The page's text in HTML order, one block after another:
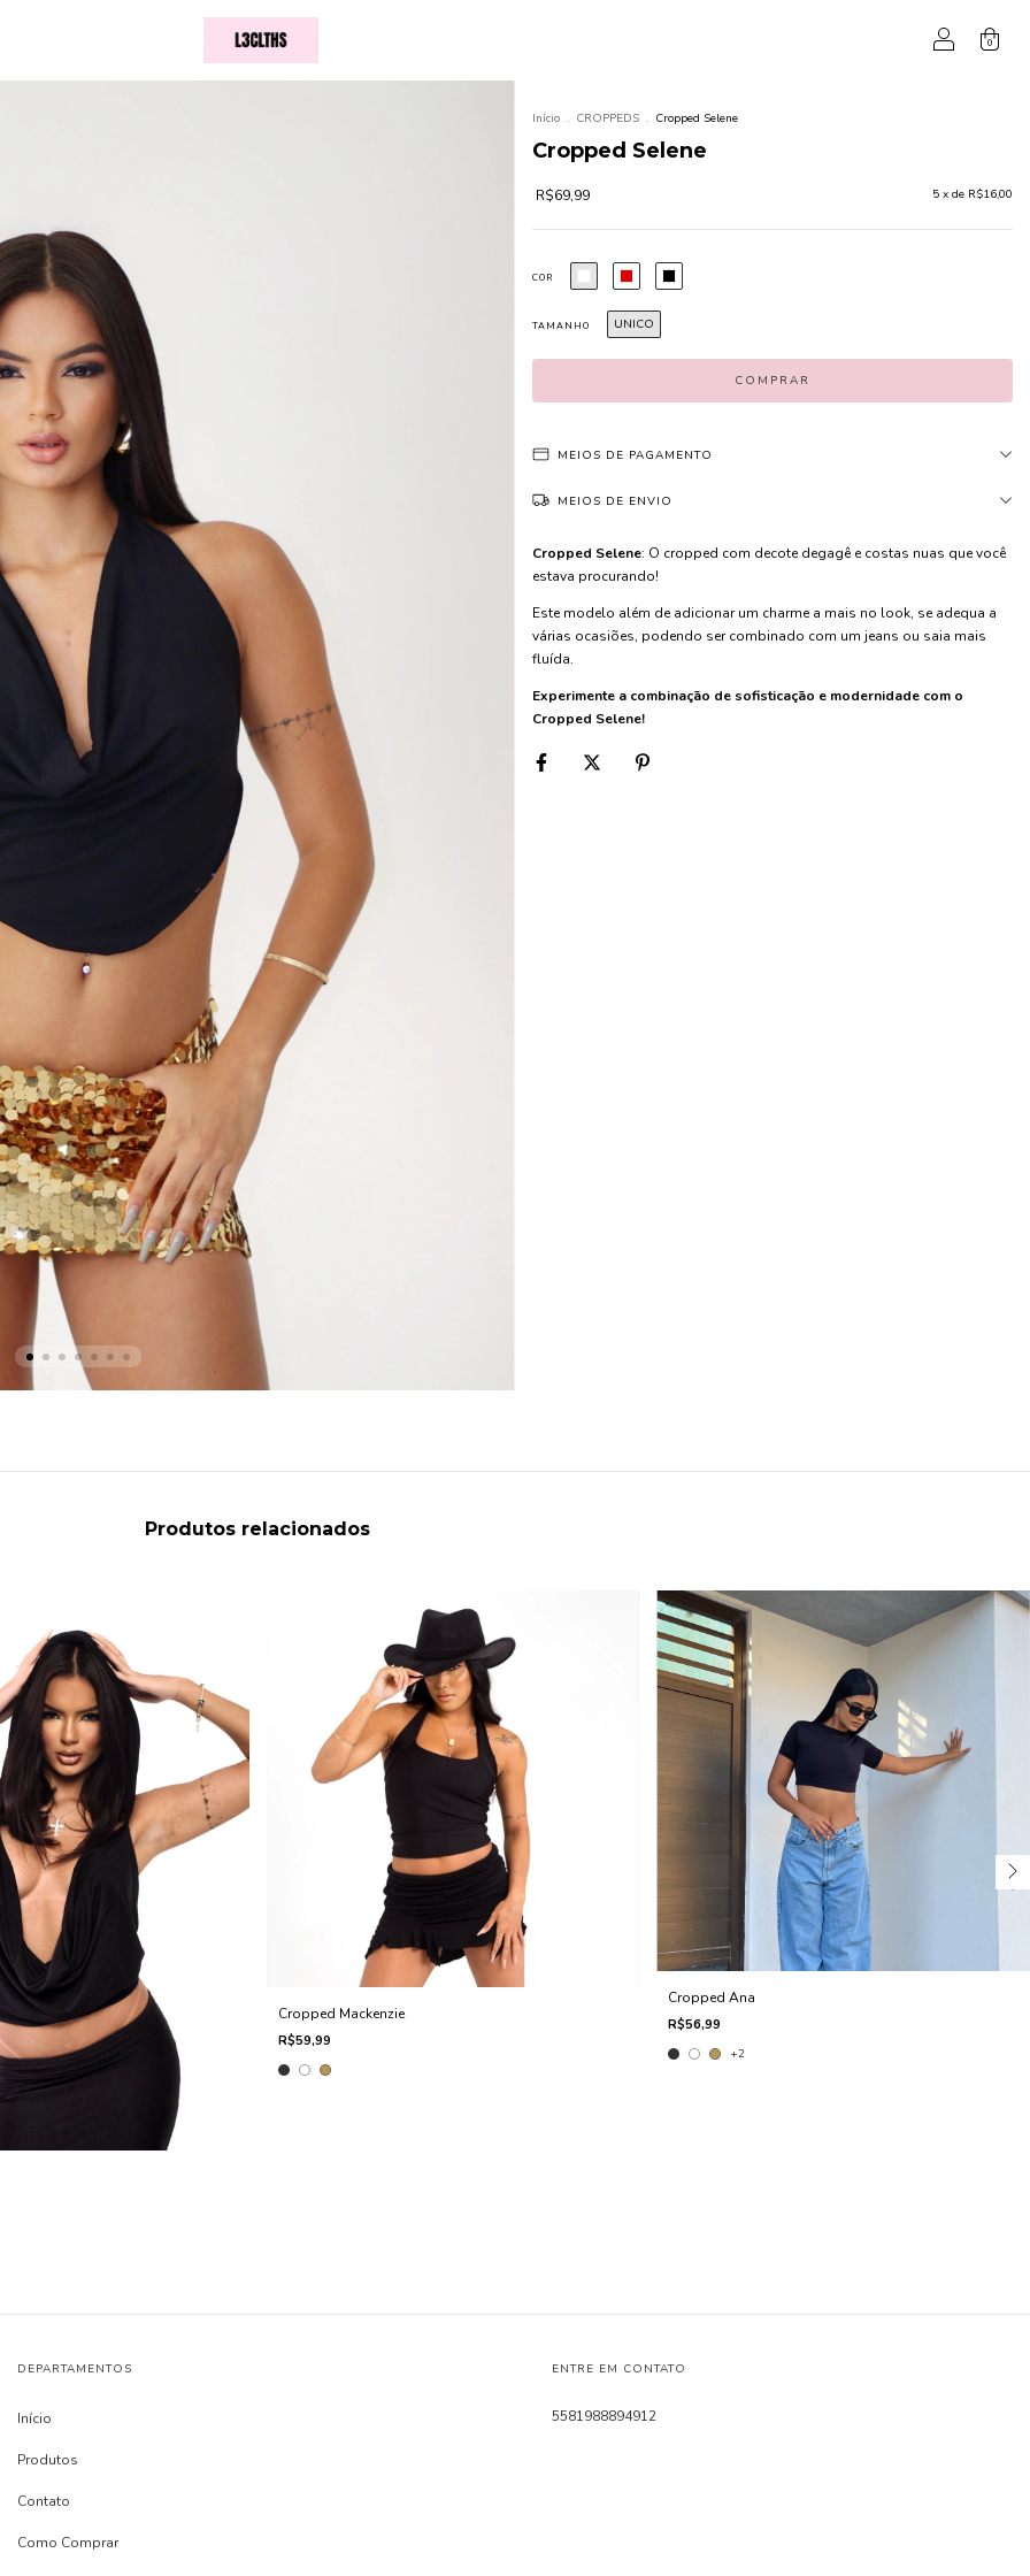
0
Início . CROPPEDS . Cropped Selene
Cropped Selene
R$69,99 5 x de R$16,00
COR
TAMANHO UNICO
MEIOS DE PAGAMENTO
MEIOS DE ENVIO
Cropped Selene: O cropped com decote degagê e costas nuas que você
estava procurando!
Este modelo além de adicionar um charme a mais no look, se adequa a
várias ocasiões, podendo ser combinado com um jeans ou saia mais
fluída.
Experimente a combinação de sofisticação e modernidade com o
Cropped Selene!
Produtos relacionados
Cropped Mackenzie
R$59,99
Cropped Ana
R$56,99
+2
DEPARTAMENTOS
Início
Produtos
Contato
Como Comprar
ENTRE EM CONTATO
5581988894912